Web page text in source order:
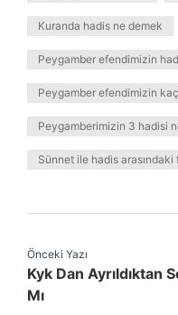
Kuranda hadis ne demek
Peygamber efendimizin
Peygamber efendimizin
Peygamberimizin 3 hadisi
Sünnet ile hadis arasındaki
Önceki Yazı
Kyk Dan Ayrıldıktan
Mı